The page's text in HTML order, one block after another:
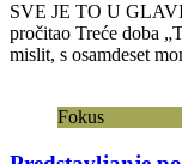
SVE JE TO U
pročitao Treće doba
mislit, s osamdeset
Fokus